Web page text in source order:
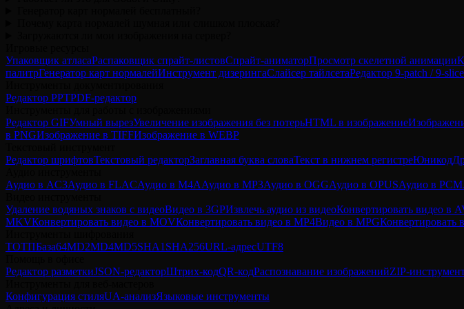
Упаковщик атласаРаспаковщик спрайт-листовСпрайт-аниматорПросмотр скелетной анимации
палитрГенератор карт нормалейИнструмент дизерингаСлайсер тайлсетаРедактор 9-patch / 9-slice
Редактор PPTPDF-редактор
Редактор GIFУмный вырезУвеличение изображения без потерьHTML в изображение
в PNGИзображение в TIFFИзображение в WEBP
Редактор шрифтовТекстовый редакторЗаглавная буква словаТекст в нижнем регистреЮникод
Аудио в AC3Аудио в FLACАудио в M4AАудио в MP3Аудио в OGGАудио в OPUSАудио в PCM
Удаление водяных знаков с видеоВидео в 3GPИзвлечь аудио из видеоКонвертировать видео в
MKVКонвертировать видео в MOVКонвертировать видео в MP4Видео в MPGКонвертировать
ТОТПБаза64MD2MD4MD5SHA1 SHA256URL-адресUTF8
Редактор разметкиJSON-редакторШтрих-кодQR-кодРаспознавание изображенийZIP-
Конфигурация стиляUA-анализЯзыковые инструменты